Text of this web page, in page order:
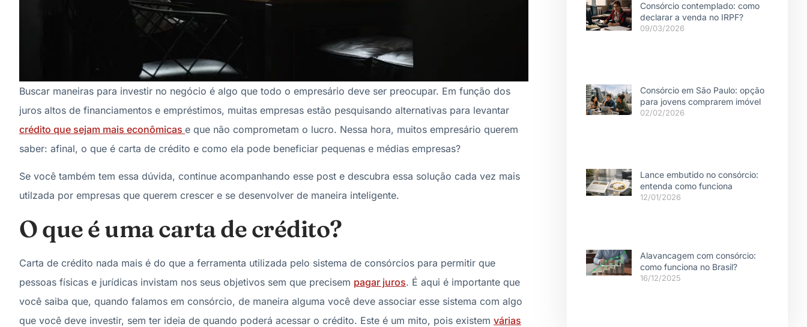
Buscar maneiras para investir no negócio é algo que todo o empresário deve ser preocupar. Em função dos
juros altos de financiamentos e empréstimos, muitas empresas estão pesquisando alternativas para levantar
crédito que sejam mais econômicas e que não comprometam o lucro. Nessa hora, muitos empresário querem
saber: afinal, o que é carta de crédito e como ela pode beneficiar pequenas e médias empresas?
Se você também tem essa dúvida, continue acompanhando esse post e descubra essa solução cada vez mais
utilzada por empresas que querem crescer e se desenvolver de maneira inteligente.
O que é uma carta de crédito?
Carta de crédito nada mais é do que a ferramenta utilizada pelo sistema de consórcios para permitir que
pessoas físicas e jurídicas invistam nos seus objetivos sem que precisem pagar juros. É aqui é importante que
você saiba que, quando falamos em consórcio, de maneira alguma você deve associar esse sistema com algo
que você deve investir, sem ter ideia de quando poderá acessar o crédito. Este é um mito, pois existem várias
Consórcio contemplado: como
declarar a venda no IRPF?
09/03/2026
Consórcio em São Paulo: opção
para jovens comprarem imóvel
02/02/2026
Lance embutido no consórcio:
entenda como funciona
12/01/2026
Alavancagem com consórcio:
como funciona no Brasil?
16/12/2025